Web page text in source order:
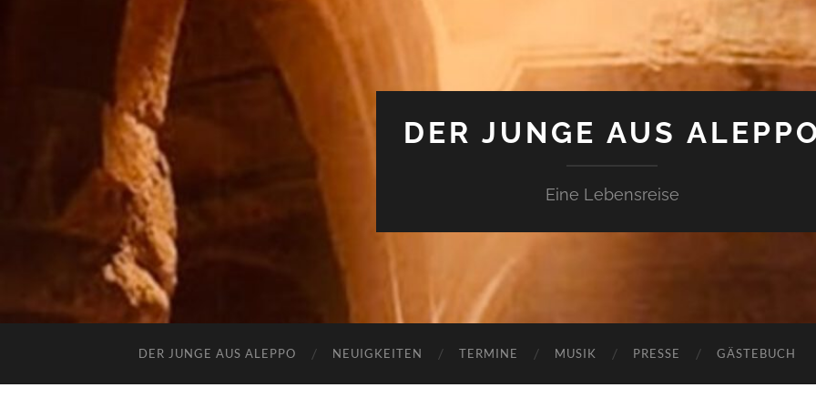
DER JUNGE AUS
Eine Lebensreise
DER JUNGE AUS ALEPPO NEUIGKEITEN TERMINE MUSIK PRESSE GÄSTEBUCH